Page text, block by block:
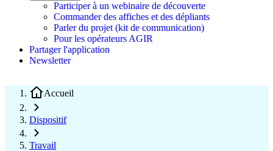
Participer à un webinaire de découverte
Commander des affiches et des dépliants
Parler du projet (kit de communication)
Pour les opérateurs AGIR
Partager l'application
Newsletter
Accueil
Dispositif
Travail